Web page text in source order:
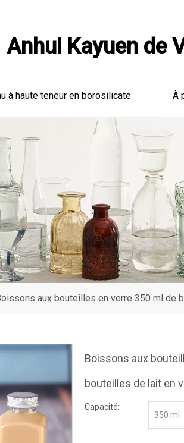
Anhui Kayuen de
à haute teneur en borosilicate À
aux bouteilles en verre 350 ml de
Boissons aux
bouteilles de lait en
Capacité:
350 ml